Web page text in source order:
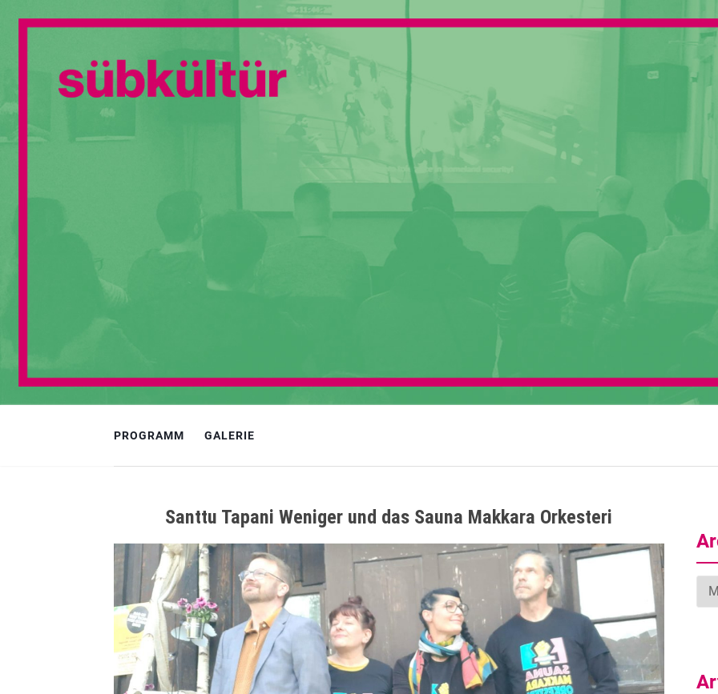
PROGRAMM GALERIE
Santtu Tapani Weniger und das Sauna Makkara Orkesteri